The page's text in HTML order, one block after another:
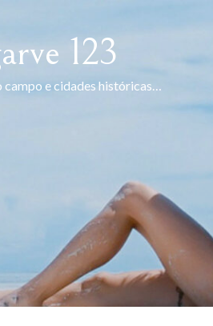
123
campo e cidades históricas…